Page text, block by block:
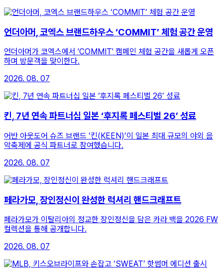
언더아머, 코엑스 브랜드하우스 ‘COMMIT’ 체험 공간 운영
언더아머가 코엑스에서 'COMMIT' 캠페인 체험 공간을 새롭게 오픈
하며 방문객을 맞이한다.
2026. 08. 07
킨, 7년 연속 파트너십 일본 ‘후지록 페스티벌 26’ 성료
어반 아웃도어 슈즈 브랜드 ‘킨(KEEN)’이 일본 최대 규모의 야외 음
악축제에 공식 파트너로 참여했습니다.
2026. 08. 07
페라가모, 장인정신이 완성한 럭셔리 핸드크래프트
페라가모가 이탈리아의 정교한 장인정신을 담은 카라 백을 2026 FW
컬렉션을 통해 공개합니다.
2026. 08. 07